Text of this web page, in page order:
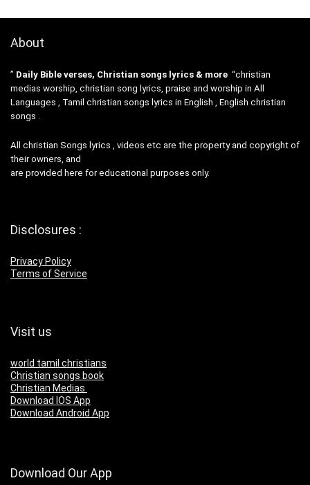
About
” Daily Bible verses, Christian songs lyrics & more “christian
medias worship, christian song lyrics, praise and worship in All
Languages , Tamil christian songs lyrics in English , English christian
songs .
All christian Songs lyrics , videos etc are the property and copyright of
their owners, and
are provided here for educational purposes only.
Disclosures :
Privacy Policy
Terms of Service
Visit us
world tamil christians
Christian songs book
Christian Medias
Download IOS App
Download Android App
Download Our App